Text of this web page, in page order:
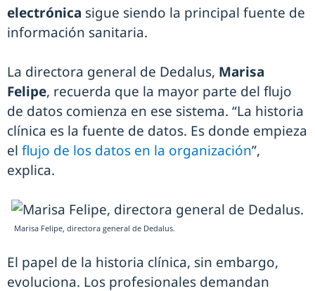
electrónica sigue siendo la principal fuente de
información sanitaria.
La directora general de Dedalus, Marisa
Felipe, recuerda que la mayor parte del flujo
de datos comienza en ese sistema. “La historia
clínica es la fuente de datos. Es donde empieza
el flujo de los datos en la organización”,
explica.
Marisa Felipe, directora general de Dedalus.
El papel de la historia clínica, sin embargo,
evoluciona. Los profesionales demandan